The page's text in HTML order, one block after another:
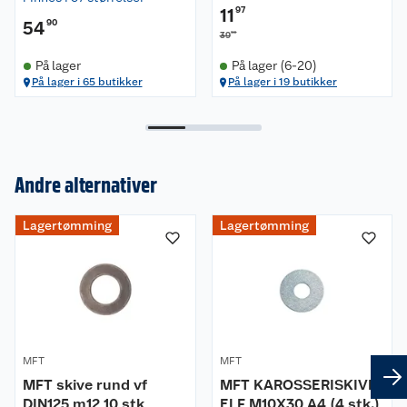
5490
På lager
På lager i 65 butikker
11 97
3990
På lager (6-20)
På lager i 19 butikker
Andre alternativer
Lagertømming
MFT
MFT skive rund vf
Lagertømming
MFT
MFT KAROSSERISKIVE
Kundeservice
Kontakt oss
Retur- og angrerett
Reklamasjon
Om oss
Nyheter
Våre merkevarer
Våre kjeder
Kjøpsvilkår
Hageinspirasjon